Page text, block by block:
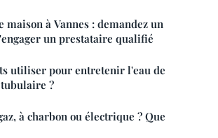
maison à Vannes : demandez un
un prestataire qualifié
utiliser pour entretenir l'eau de
?
à charbon ou électrique ? Que